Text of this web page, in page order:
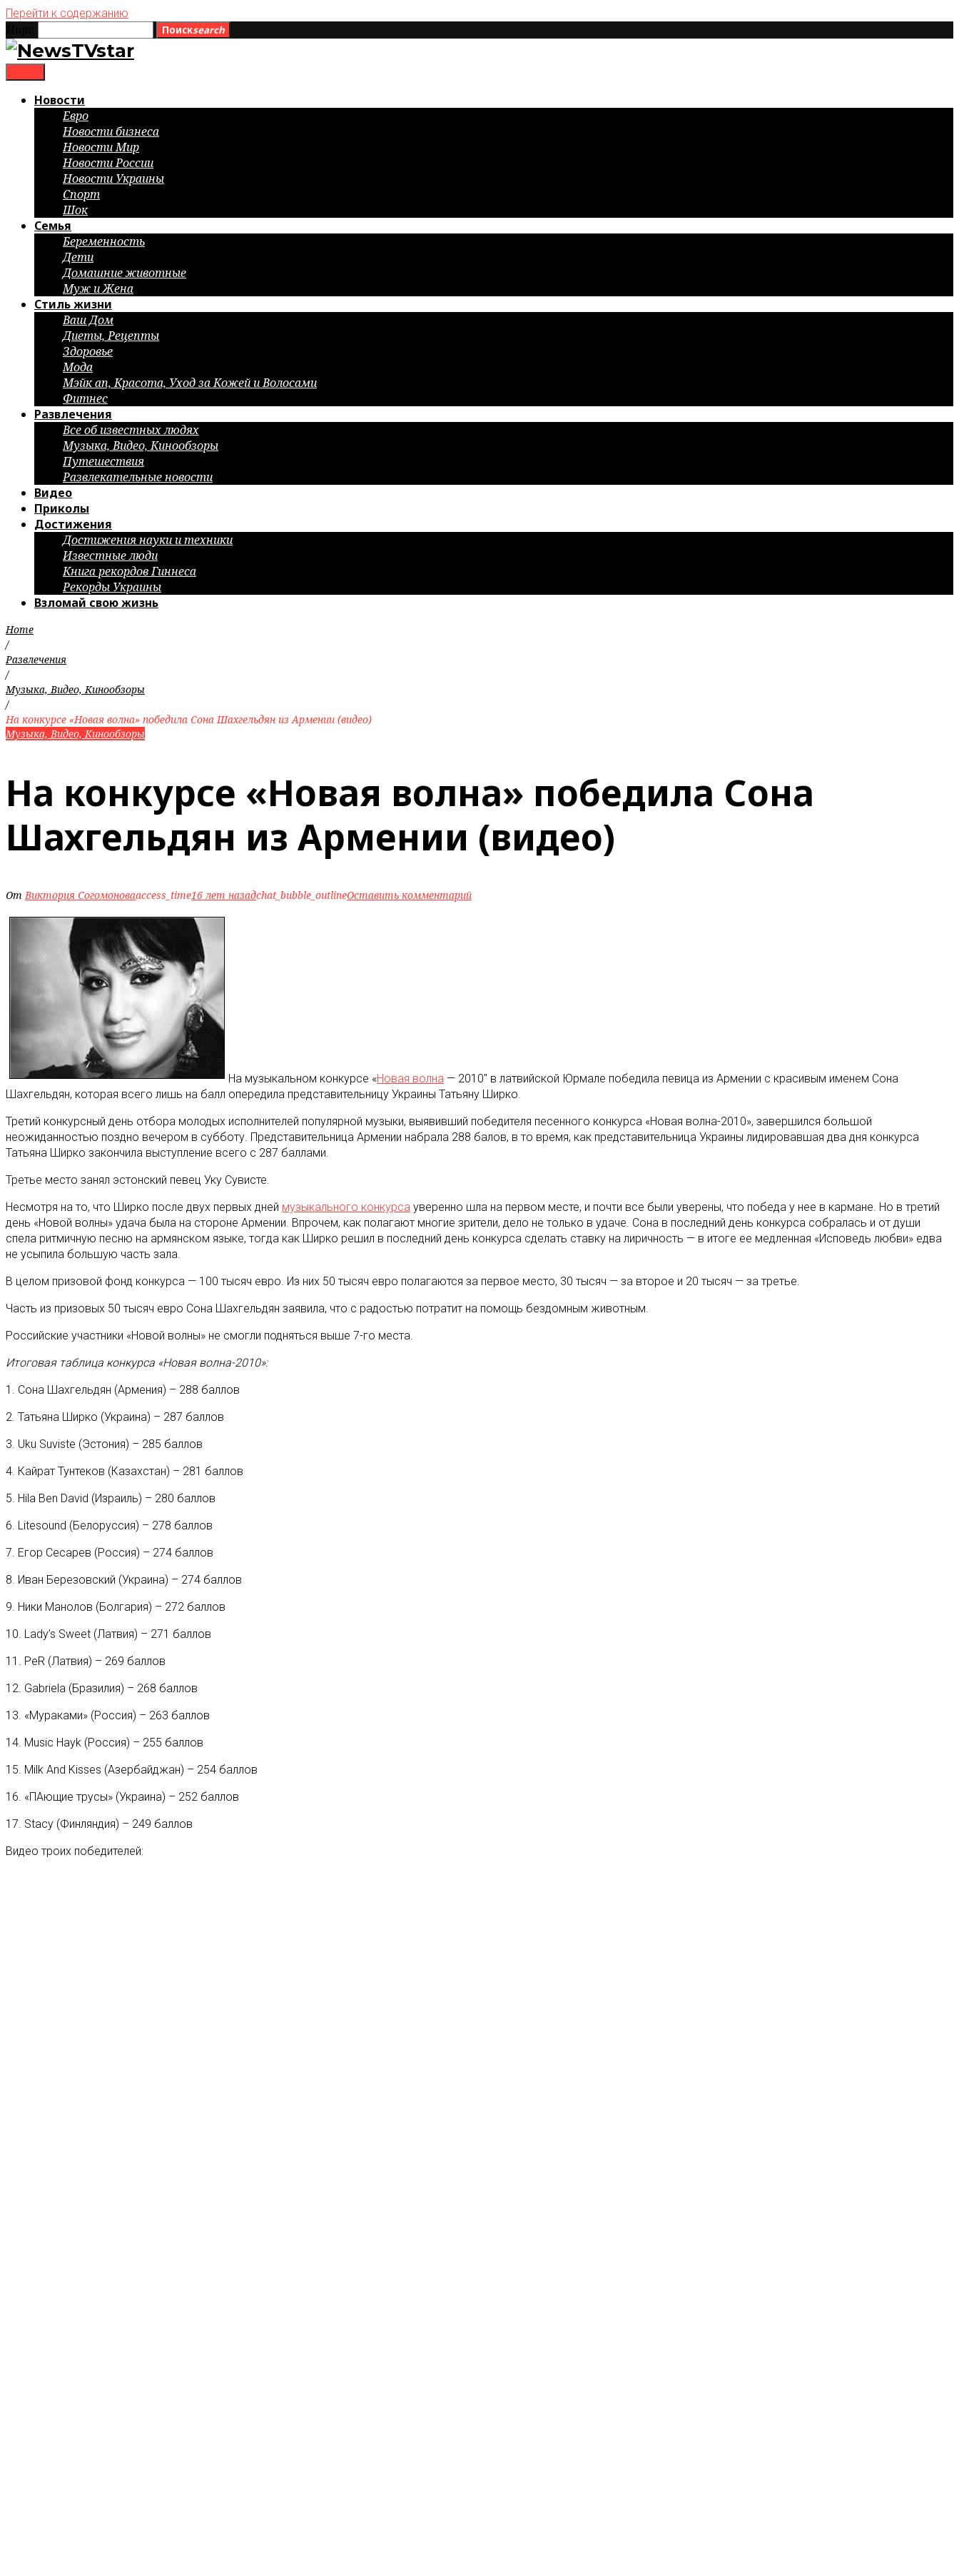
Перейти к содержанию
Поискsearch
Новости
Евро
Новости бизнеса
Новости Мир
Новости России
Новости Украины
Спорт
Шок
Семья
Беременность
Дети
Домашние животные
Муж и Жена
Стиль жизни
Ваш Дом
Диеты, Рецепты
Здоровье
Мода
Мэйк ап, Красота, Уход за Кожей и Волосами
Фитнес
Развлечения
Все об известных людях
Музыка, Видео, Кинообзоры
Путешествия
Развлекательные новости
Видео
Приколы
Достижения
Достижения науки и техники
Известные люди
Книга рекордов Гиннеса
Рекорды Украины
Взломай свою жизнь
Home
/
Развлечения
/
Музыка, Видео, Кинообзоры
/
На конкурсе «Новая волна» победила Сона Шахгельдян из Армении (видео)
Музыка, Видео, Кинообзоры
На конкурсе «Новая волна» победила Сона
Шахгельдян из Армении (видео)
ОтВиктория Согомоноваaccess_time16 лет назадchat_bubble_outlineОставить комментарий
На музыкальном конкурсе «Новая волна — 2010″ в латвийской Юрмале победила певица из Армении с красивым именем Сона
Шахгельдян, которая всего лишь на балл опередила представительницу Украины Татьяну Ширко.
Третий конкурсный день отбора молодых исполнителей популярной музыки, выявивший победителя песенного конкурса «Новая волна-2010», завершился большой
неожиданностью поздно вечером в субботу. Представительница Армении набрала 288 балов, в то время, как представительница Украины лидировавшая два дня конкурса
Татьяна Ширко закончила выступление всего с 287 баллами.
Третье место занял эстонский певец Уку Сувисте.
Несмотря на то, что Ширко после двух первых дней музыкального конкурса уверенно шла на первом месте, и почти все были уверены, что победа у нее в кармане. Но в третий
день «Новой волны» удача была на стороне Армении. Впрочем, как полагают многие зрители, дело не только в удаче. Сона в последний день конкурса собралась и от души
спела ритмичную песню на армянском языке, тогда как Ширко решил в последний день конкурса сделать ставку на лиричность — в итоге ее медленная «Исповедь любви» едва
не усыпила большую часть зала.
В целом призовой фонд конкурса — 100 тысяч евро. Из них 50 тысяч евро полагаются за первое место, 30 тысяч — за второе и 20 тысяч — за третье.
Часть из призовых 50 тысяч евро Сона Шахгельдян заявила, что с радостью потратит на помощь бездомным животным.
Российские участники «Новой волны» не смогли подняться выше 7-го места.
Итоговая таблица конкурса «Новая волна-2010»:
1. Сона Шахгельдян (Армения) – 288 баллов
2. Татьяна Ширко (Украина) – 287 баллов
3. Uku Suviste (Эстония) – 285 баллов
4. Кайрат Тунтеков (Казахстан) – 281 баллов
5. Hila Ben David (Израиль) – 280 баллов
6. Litesound (Белоруссия) – 278 баллов
7. Егор Сесарев (Россия) – 274 баллов
8. Иван Березовский (Украина) – 274 баллов
9. Ники Манолов (Болгария) – 272 баллов
10. Lady’s Sweet (Латвия) – 271 баллов
11. PeR (Латвия) – 269 баллов
12. Gabriela (Бразилия) – 268 баллов
13. «Мураками» (Россия) – 263 баллов
14. Music Hayk (Россия) – 255 баллов
15. Milk And Kisses (Азербайджан) – 254 баллов
16. «ПАющие трусы» (Украина) – 252 баллов
17. Stacy (Финляндия) – 249 баллов
Видео троих победителей: